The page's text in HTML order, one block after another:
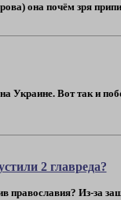
она почём зря
Украине. Вот так и
2 главреда?
православия? Из-за